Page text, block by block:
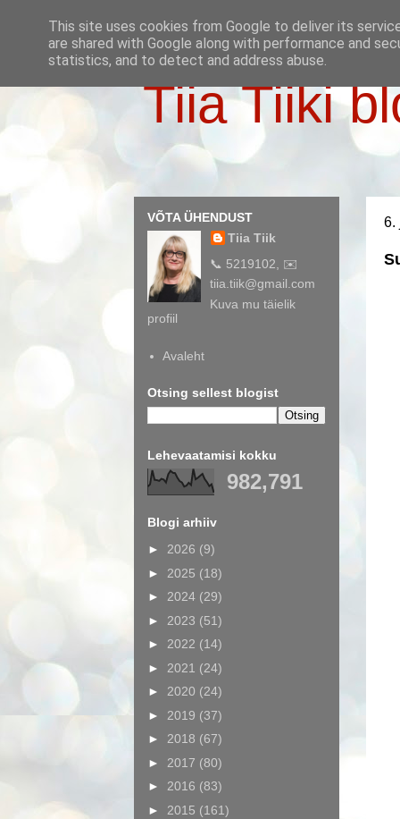
Tiia Tiiki
6.
VÕTA ÜHENDUST
Tiia Tiik
📞 5219102, ✉️
tiia.tiik@gmail.com
Kuva mu täielik
profiil
Avaleht
Otsing sellest blogist
Lehevaatamisi kokku
982,791
Blogi arhiiv
► 2026 (9)
► 2025 (18)
► 2024 (29)
► 2023 (51)
► 2022 (14)
► 2021 (24)
► 2020 (24)
► 2019 (37)
► 2018 (67)
► 2017 (80)
► 2016 (83)
► 2015 (161)
This site uses cookies from Google to deliver its
are shared with Google along with performance and
statistics, and to detect and address abuse.